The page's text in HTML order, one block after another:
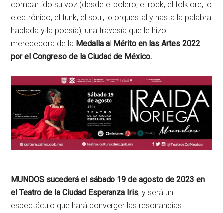
compartido su voz (desde el bolero, el rock, el folklore, lo
electrónico, el funk, el soul, lo orquestal y hasta la palabra
hablada y la poesía), una travesía que le hizo
merecedora de la Medalla al Mérito en las Artes 2022
por el Congreso de la Ciudad de México.
MUNDOS sucederá el sábado 19 de agosto de 2023 en
el Teatro de la Ciudad Esperanza Iris, y será un
espectáculo que hará converger las resonancias